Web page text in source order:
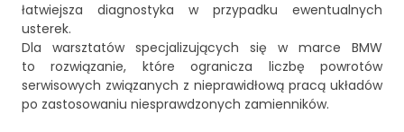
łatwiejsza diagnostyka w przypadku ewentualnych
usterek.
Dla warsztatów specjalizujących się w marce BMW
to rozwiązanie, które ogranicza liczbę powrotów
serwisowych związanych z nieprawidłową pracą układów
po zastosowaniu niesprawdzonych zamienników.